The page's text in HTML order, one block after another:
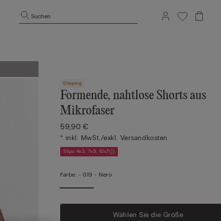
Suchen
Shaping
Formende, nahtlose Shorts aus
Mikrofaser
59,90 €
* inkl. MwSt./exkl. Versandkosten
Slips 4x3, 7x5, 10x7
Farbe: -019 - Nero
Wählen Sie die Größe